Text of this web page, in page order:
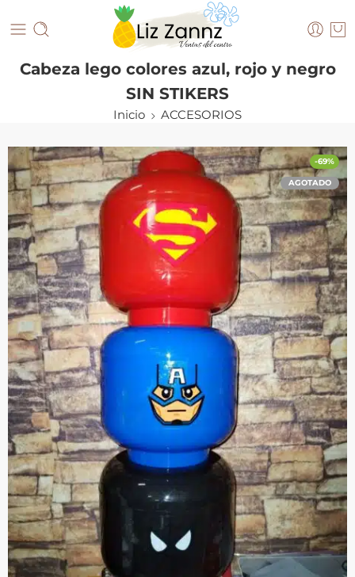
Cabeza lego colores azul, rojo y negro
SIN STIKERS
Inicio ACCESORIOS
-69%
AGOTADO